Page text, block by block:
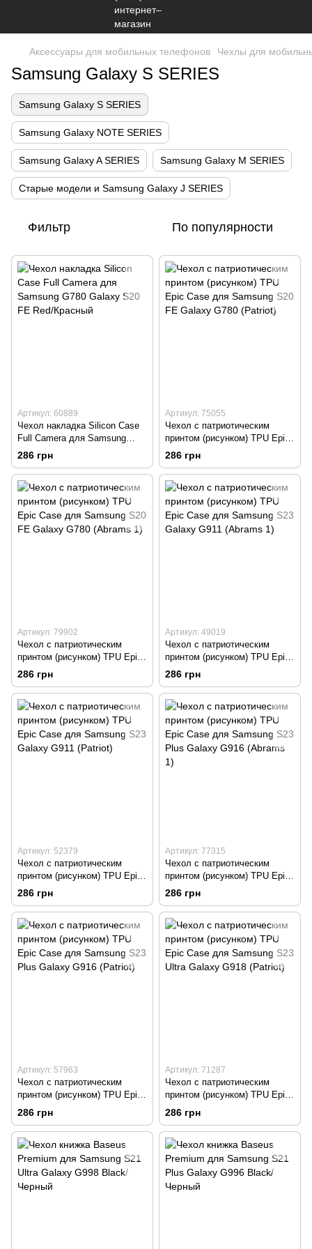
Аксессуары для мобильных телефонов Чехлы для
Samsung Galaxy S SERIES
Samsung Galaxy S SERIES
Samsung Galaxy NOTE SERIES
Samsung Galaxy A SERIES Samsung Galaxy M SERIES
Старые модели и Samsung Galaxy J SERIES
Фильтр По популярности
Артикул: 60889
Чехол накладка Silicon Case
Full Camera для Samsung
G780 Galaxy S20 FE Red/
Красный
286 грн
Артикул: 75055
Чехол с патриотическим
принтом (рисунком) TPU Epic
Case для Samsung S20 FE
Galaxy G780 (Patriot)
286 грн
Артикул: 79902
Чехол с патриотическим
принтом (рисунком) TPU Epic
Case для Samsung S20 FE
Galaxy G780 (Abrams 1)
286 грн
Артикул: 49019
Чехол с патриотическим
принтом (рисунком) TPU Epic
Case для Samsung S23
Galaxy G911 (Abrams 1)
286 грн
Артикул: 52379
Чехол с патриотическим
принтом (рисунком) TPU Epic
Case для Samsung S23
Galaxy G911 (Patriot)
286 грн
Артикул: 77315
Чехол с патриотическим
принтом (рисунком) TPU Epic
Case для Samsung S23 Plus
Galaxy G916 (Abrams 1)
286 грн
Артикул: 57963
Чехол с патриотическим
принтом (рисунком) TPU Epic
Case для Samsung S23 Plus
Galaxy G916 (Patriot)
286 грн
Артикул: 71287
Чехол с патриотическим
принтом (рисунком) TPU Epic
Case для Samsung S23 Ultra
Galaxy G918 (Patriot)
286 грн